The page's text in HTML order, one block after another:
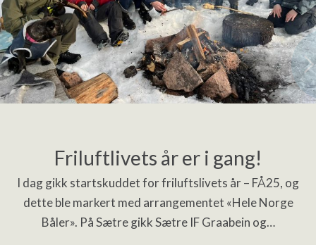
Friluftlivets år er i gang!
I dag gikk startskuddet for friluftslivets år – FÅ25, og
dette ble markert med arrangementet «Hele Norge
Båler». På Sætre gikk Sætre IF Graabein og…